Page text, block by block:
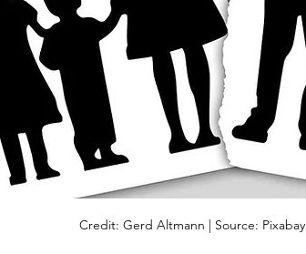
Credit: Gerd Altmann | Source: Pixabay